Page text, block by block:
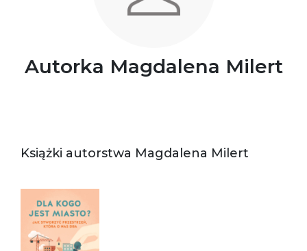
Autorka Magdalena Milert
Książki autorstwa Magdalena Milert